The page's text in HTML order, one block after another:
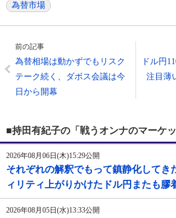
為替市場
前の記事
為替相場は動かずでもリスク
テーク続く、ダボス会議は今
日から開幕
ドル円
注目薄
■持田有紀子の「戦うオンナのマーケ
2026年08月06日(木)15:29公開
それぞれの解釈でもって鎮静化してき
ィリティ上がりかけたドル円またも膠
2026年08月05日(水)13:33公開